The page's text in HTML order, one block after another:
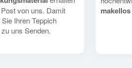
von uns. Damit
Ihren Teppich
uns Senden.
makellos